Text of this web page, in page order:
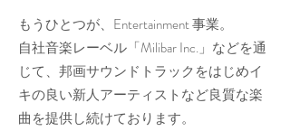
もうひとつが、Entertainment 事業。
自社音楽レーベル「Milibar Inc.」などを通
じて、邦画サウンドトラックをはじめイ
キの良い新人アーティストなど良質な楽
曲を提供し続けております。